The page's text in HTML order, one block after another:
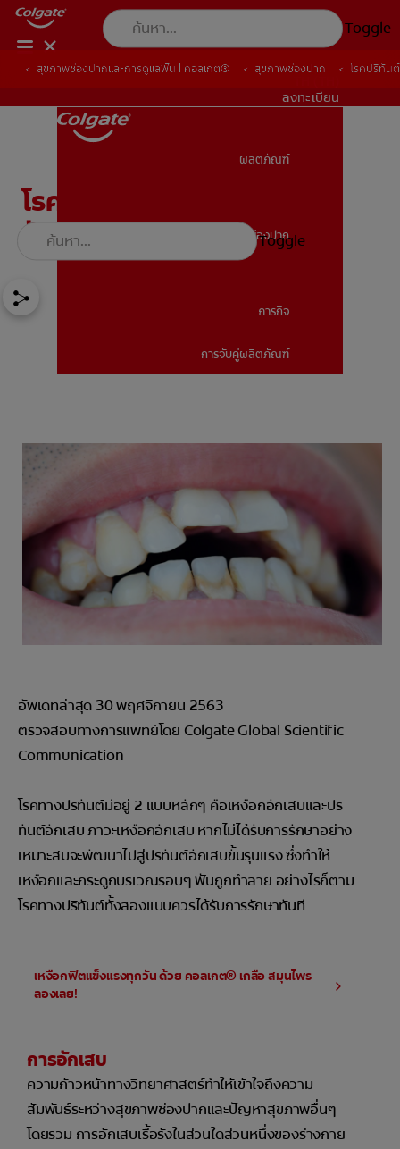
Toggle
ลงทะเบียน
ผลิตภัณฑ์
สุขภาพช่องปาก
ภารกิจ
การจับคู่ผลิตภัณฑ์
Toggle
สุขภาพช่องปากและการดูแลฟัน | คอลเกต® สุขภาพช่องปาก โรคปริทัน
โรคปริทันต์คืออะไร และวิธี
รักษา
อัพเดทล่าสุด 30 พฤศจิกายน 2563
ตรวจสอบทางการแพทย์โดย Colgate Global Scientific
Communication
โรคทางปริทันต์มีอยู่ 2 แบบหลักๆ คือเหงือกอักเสบและปริ
ทันต์อักเสบ ภาวะเหงือกอักเสบ หากไม่ได้รับการรักษาอย่าง
เหมาะสมจะพัฒนาไปสู่ปริทันต์อักเสบขั้นรุนแรง ซึ่งทำให้
เหงือกและกระดูกบริเวณรอบๆ ฟันถูกทำลาย อย่างไรก็ตาม
โรคทางปริทันต์ทั้งสองแบบควรได้รับการรักษาทันที
เหงือกฟิตแข็งแรงทุกวัน ด้วย คอลเกต® เกลือ สมุนไพร
ลองเลย!
การอักเสบ
ความก้าวหน้าทางวิทยาศาสตร์ทำให้เข้าใจถึงความ
สัมพันธ์ระหว่างสุขภาพช่องปากและปัญหาสุขภาพอื่นๆ
โดยรวม การอักเสบเรื้อรังในส่วนใดส่วนหนึ่งของร่างกาย